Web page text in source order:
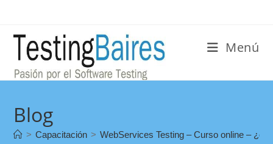
Menú
Blog
> Capacitación > WebServices Testing – Curso online –